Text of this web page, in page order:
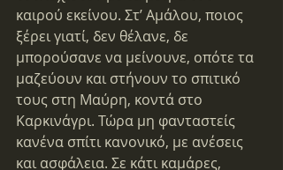
καιρού εκείνου. Στ’ Αμάλου, ποιος
ξέρει γιατί, δεν θέλανε, δε
μπορούσανε να μείνουνε, οπότε τα
μαζεύουν και στήνουν το σπιτικό
τους στη Μαύρη, κοντά στο
Καρκινάγρι. Τώρα μη φανταστείς
κανένα σπίτι κανονικό, με ανέσεις
και ασφάλεια. Σε κάτι καμάρες,